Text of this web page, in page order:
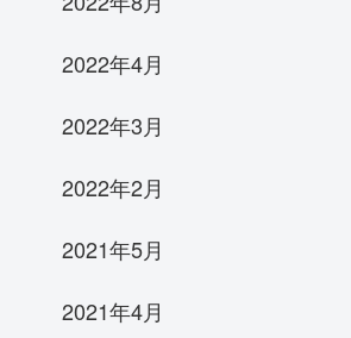
2022年4月
2022年3月
2022年2月
2021年5月
2021年4月